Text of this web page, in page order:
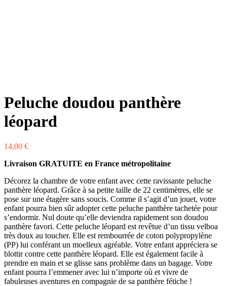
Peluche doudou panthère
léopard
14,00 €
Livraison GRATUITE en France métropolitaine
Décorez la chambre de votre enfant avec cette ravissante peluche
panthère léopard. Grâce à sa petite taille de 22 centimètres, elle se
pose sur une étagère sans soucis. Comme il s’agit d’un jouet, votre
enfant pourra bien sûr adopter cette peluche panthère tachetée pour
s’endormir. Nul doute qu’elle deviendra rapidement son doudou
panthère favori. Cette peluche léopard est revêtue d’un tissu velboa
très doux au toucher. Elle est rembourrée de coton polypropylène
(PP) lui conférant un moelleux agréable. Votre enfant appréciera se
blottir contre cette panthère léopard. Elle est également facile à
prendre en main et se glisse sans problème dans un bagage. Votre
enfant pourra l’emmener avec lui n’importe où et vivre de
fabuleuses aventures en compagnie de sa panthère fétiche !